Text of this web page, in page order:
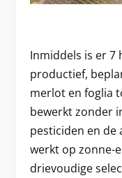
Inmiddels is er 7
productief,
merlot en foglia
bewerkt zonder
pesticiden en
werkt op zonne-
drievoudige